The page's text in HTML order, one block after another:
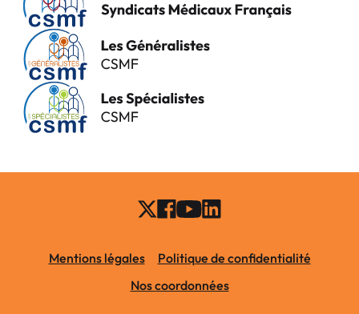
Mentions légales
Politique de confidentialité
Nos coordonnées